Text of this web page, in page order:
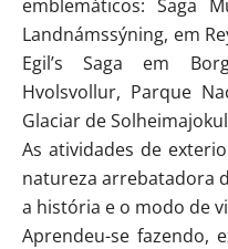
emblemáticos: Saga
Landnámssýning, em
Egil’s Saga em
Hvolsvollur, Parque
Glaciar de
As atividades de
natureza arrebatadora
a história e o modo de
Aprendeu-se fazendo,